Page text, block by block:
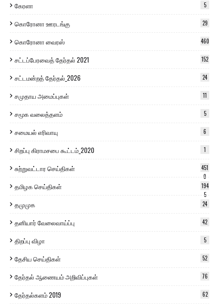
கேரளா 5
கொரோனா ஊரடங்கு 29
கொரோனா வைரஸ் 460
சட்டப்பேரவைத் தேர்தல் 2021 152
சட்டமன்றத் தேர்தல்_2026 24
சமுதாய அமைப்புகள் 11
சமூக வலைத்தளம் 5
சமையல் எரிவாயு 6
சிறப்பு கிராமசபை கூட்டம்_2020 1
சுற்றுவட்டார செய்திகள்
451
0
தமிழக செய்திகள்
194
5
தமுமுக 24
தனியார் வேலைவாய்ப்பு 42
திறப்பு விழா 5
தேசிய செய்திகள் 52
தேர்தல் ஆணையம் அறிவிப்புகள் 76
தேர்தல்களம் 2019 62